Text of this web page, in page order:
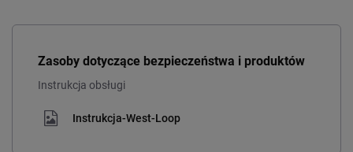
Zasoby dotyczące bezpieczeństwa i produktów
Instrukcja obsługi
Instrukcja-West-Loop